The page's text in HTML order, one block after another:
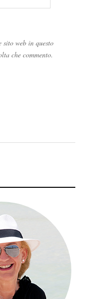
web in questo
che commento.